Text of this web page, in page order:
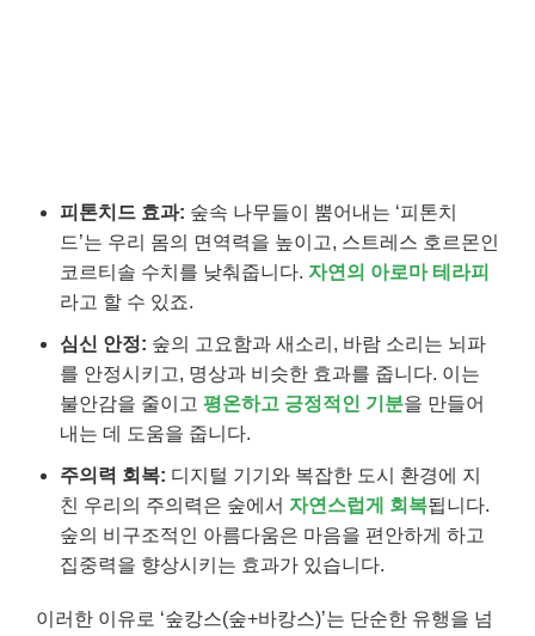
피톤치드 효과: 숲속 나무들이 뿜어내는 ‘피톤치
드’는 우리 몸의 면역력을 높이고, 스트레스 호르몬인
코르티솔 수치를 낮춰줍니다. 자연의 아로마 테라피
라고 할 수 있죠.
심신 안정: 숲의 고요함과 새소리, 바람 소리는 뇌파
를 안정시키고, 명상과 비슷한 효과를 줍니다. 이는
불안감을 줄이고 평온하고 긍정적인 기분을 만들어
내는 데 도움을 줍니다.
주의력 회복: 디지털 기기와 복잡한 도시 환경에 지
친 우리의 주의력은 숲에서 자연스럽게 회복됩니다.
숲의 비구조적인 아름다움은 마음을 편안하게 하고
집중력을 향상시키는 효과가 있습니다.
이러한 이유로 ‘숲캉스(숲+바캉스)’는 단순한 유행을 넘